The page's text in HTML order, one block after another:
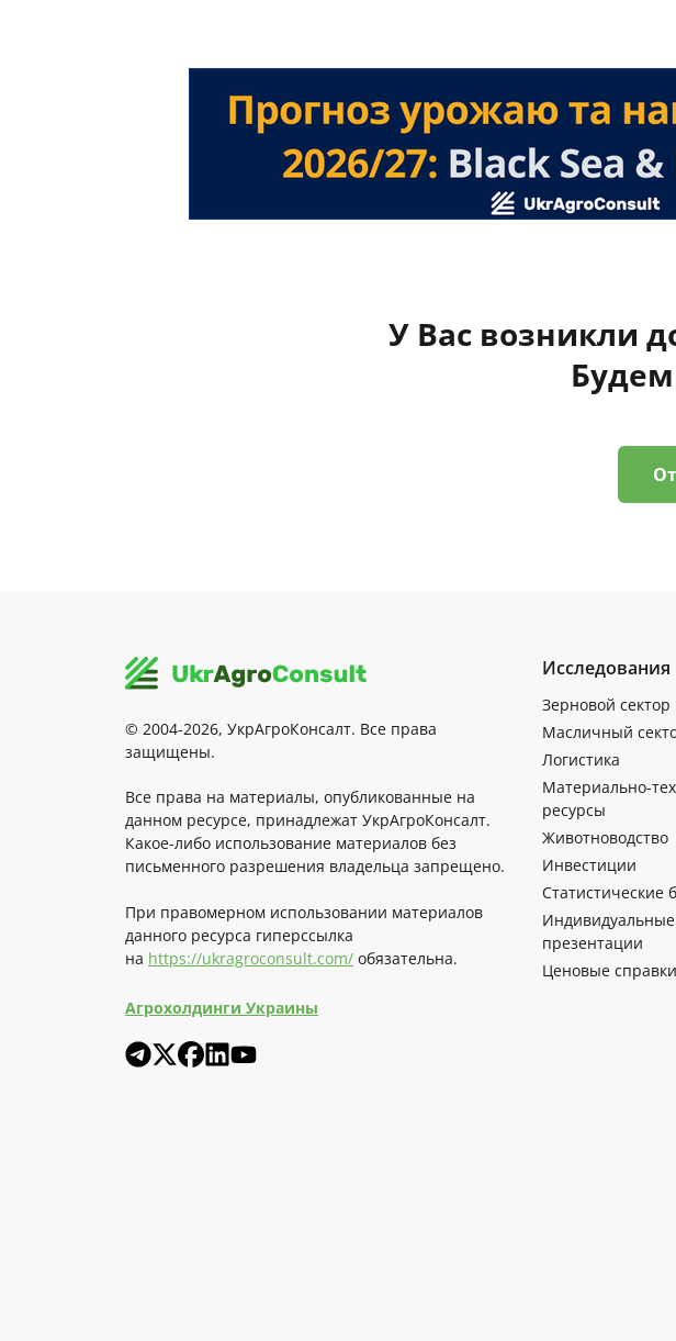
У Вас возникли
© 2004-2026, УкрАгроКонсалт. Все права
защищены.
Все права на материалы, опубликованные на
данном ресурсе, принадлежат УкрАгроКонсалт.
Какое-либо использование материалов без
письменного разрешения владельца запрещено.
При правомерном использовании материалов
данного ресурса гиперссылка
на https://ukragroconsult.com/ обязательна.
Агрохолдинги Украины
Исследования
Зерновой сектор
Масличный
Логистика
Материально-
ресурсы
Животноводство
Инвестиции
Статистические
Индивидуальные
презентации
Ценовые